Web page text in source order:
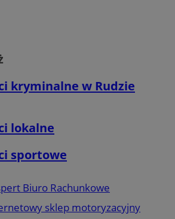
kryminalne w Rudzie
lokalne
sportowe
Biuro Rachunkowe
sklep motoryzacyjny